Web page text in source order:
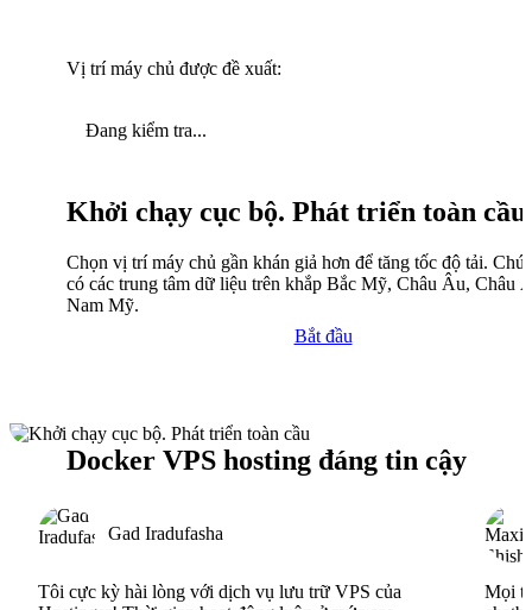
Vị trí máy chủ được đề xuất:
Đang kiểm tra...
Khởi chạy cục bộ. Phát triển toàn cầu
Chọn vị trí máy chủ gần khán giả hơn để tăng tốc độ tải.
có các trung tâm dữ liệu trên khắp Bắc Mỹ, Châu Âu, Châu
Nam Mỹ.
Bắt đầu
Docker VPS hosting đáng tin cậy
Gad Iradufasha
Tôi cực kỳ hài lòng với dịch vụ lưu trữ VPS của
Mọi